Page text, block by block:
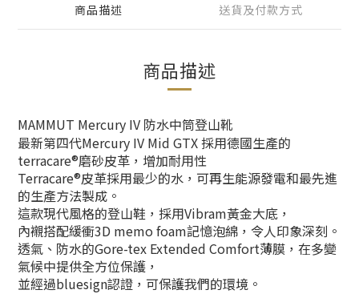
商品描述 送貨及付款方式
商品描述
MAMMUT Mercury IV 防水中筒登山靴
最新第四代Mercury IV Mid GTX 採用德國生產的
terracare®磨砂皮革，增加耐用性
Terracare®皮革採用最少的水，可再生能源發電和最先進
的生產方法製成。
這款現代風格的登山鞋，採用Vibram黃金大底，
內襯搭配緩衝3D memo foam記憶泡綿，令人印象深刻。
透氣、防水的Gore-tex Extended Comfort薄膜，在多變
氣候中提供全方位保護，
並經過bluesign認證，可保護我們的環境。